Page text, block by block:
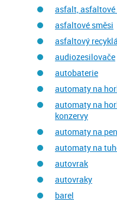
asfalt, asfaltové
asfaltové směsi
asfaltový
audiozesilovače
autobaterie
automaty na
automaty na
konzervy
automaty na
automaty na
autovrak
autovraky
barel